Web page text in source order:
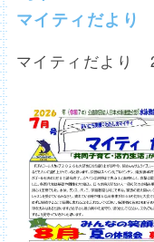
マイティだより
マイティだより